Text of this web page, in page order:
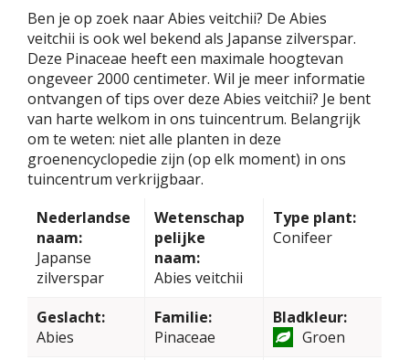
Ben je op zoek naar Abies veitchii? De Abies
veitchii is ook wel bekend als Japanse zilverspar.
Deze Pinaceae heeft een maximale hoogtevan
ongeveer 2000 centimeter. Wil je meer informatie
ontvangen of tips over deze Abies veitchii? Je bent
van harte welkom in ons tuincentrum. Belangrijk
om te weten: niet alle planten in deze
groenencyclopedie zijn (op elk moment) in ons
tuincentrum verkrijgbaar.
Nederlandse
naam:
Japanse
zilverspar
Wetenschap
pelijke
naam:
Abies veitchii
Type plant:
Conifeer
Geslacht:
Abies
Familie:
Pinaceae
Bladkleur:
Groen